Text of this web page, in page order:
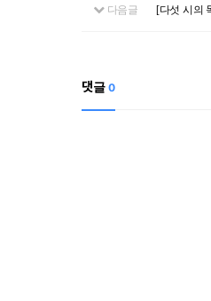
다음글 [다섯 시의
댓글 0